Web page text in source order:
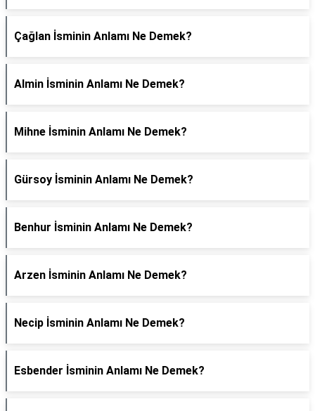
Çağlan İsminin Anlamı Ne Demek?
Almin İsminin Anlamı Ne Demek?
Mihne İsminin Anlamı Ne Demek?
Gürsoy İsminin Anlamı Ne Demek?
Benhur İsminin Anlamı Ne Demek?
Arzen İsminin Anlamı Ne Demek?
Necip İsminin Anlamı Ne Demek?
Esbender İsminin Anlamı Ne Demek?